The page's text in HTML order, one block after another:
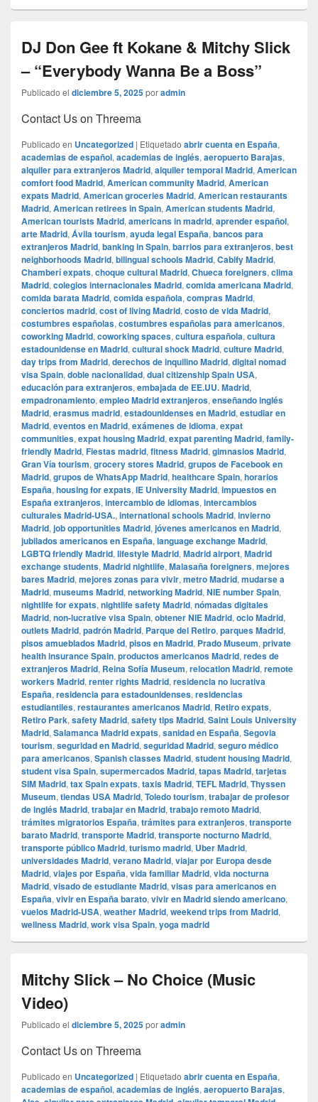
DJ Don Gee ft Kokane & Mitchy Slick
– “Everybody Wanna Be a Boss”
Publicado el diciembre 5, 2025poradmin
Contact Us on Threema
Publicado en Uncategorized | Etiquetado abrir cuenta en España,
academias de español, academias de inglés, aeropuerto Barajas,
alquiler para extranjeros Madrid, alquiler temporal Madrid, American
comfort food Madrid, American community Madrid, American
expats Madrid, American groceries Madrid, American restaurants
Madrid, American retirees in Spain, American students Madrid,
American tourists Madrid, americans in madrid, aprender español,
arte Madrid, Ávila tourism, ayuda legal España, bancos para
extranjeros Madrid, banking in Spain, barrios para extranjeros, best
neighborhoods Madrid, bilingual schools Madrid, Cabify Madrid,
Chamberí expats, choque cultural Madrid, Chueca foreigners, clima
Madrid, colegios internacionales Madrid, comida americana Madrid,
comida barata Madrid, comida española, compras Madrid,
conciertos madrid, cost of living Madrid, costo de vida Madrid,
costumbres españolas, costumbres españolas para americanos,
coworking Madrid, coworking spaces, cultura española, cultura
estadounidense en Madrid, cultural shock Madrid, culture Madrid,
day trips from Madrid, derechos de inquilino Madrid, digital nomad
visa Spain, doble nacionalidad, dual citizenship Spain USA,
educación para extranjeros, embajada de EE.UU. Madrid,
empadronamiento, empleo Madrid extranjeros, enseñando inglés
Madrid, erasmus madrid, estadounidenses en Madrid, estudiar en
Madrid, eventos en Madrid, exámenes de idioma, expat
communities, expat housing Madrid, expat parenting Madrid, family-
friendly Madrid, Fiestas madrid, fitness Madrid, gimnasios Madrid,
Gran Vía tourism, grocery stores Madrid, grupos de Facebook en
Madrid, grupos de WhatsApp Madrid, healthcare Spain, horarios
España, housing for expats, IE University Madrid, impuestos en
España extranjeros, intercambio de idiomas, intercambios
culturales Madrid-USA., international schools Madrid, invierno
Madrid, job opportunities Madrid, jóvenes americanos en Madrid,
jubilados americanos en España, language exchange Madrid,
LGBTQ friendly Madrid, lifestyle Madrid, Madrid airport, Madrid
exchange students, Madrid nightlife, Malasaña foreigners, mejores
bares Madrid, mejores zonas para vivir, metro Madrid, mudarse a
Madrid, museums Madrid, networking Madrid, NIE number Spain,
nightlife for expats, nightlife safety Madrid, nómadas digitales
Madrid, non-lucrative visa Spain, obtener NIE Madrid, ocio Madrid,
outlets Madrid, padrón Madrid, Parque del Retiro, parques Madrid,
pisos amueblados Madrid, pisos en Madrid, Prado Museum, private
health insurance Spain, productos americanos Madrid, redes de
extranjeros Madrid, Reina Sofía Museum, relocation Madrid, remote
workers Madrid, renter rights Madrid, residencia no lucrativa
España, residencia para estadounidenses, residencias
estudiantiles, restaurantes americanos Madrid, Retiro expats,
Retiro Park, safety Madrid, safety tips Madrid, Saint Louis University
Madrid, Salamanca Madrid expats, sanidad en España, Segovia
tourism, seguridad en Madrid, seguridad Madrid, seguro médico
para americanos, Spanish classes Madrid, student housing Madrid,
student visa Spain, supermercados Madrid, tapas Madrid, tarjetas
SIM Madrid, tax Spain expats, taxis Madrid, TEFL Madrid, Thyssen
Museum, tiendas USA Madrid, Toledo tourism, trabajar de profesor
de inglés Madrid, trabajar en Madrid, trabajo remoto Madrid,
trámites migratorios España, trámites para extranjeros, transporte
barato Madrid, transporte Madrid, transporte nocturno Madrid,
transporte público Madrid, turismo madrid, Uber Madrid,
universidades Madrid, verano Madrid, viajar por Europa desde
Madrid, viajes por España, vida familiar Madrid, vida nocturna
Madrid, visado de estudiante Madrid, visas para americanos en
España, vivir en España barato, vivir en Madrid siendo americano,
vuelos Madrid-USA, weather Madrid, weekend trips from Madrid,
wellness Madrid, work visa Spain, yoga madrid
Mitchy Slick – No Choice (Music
Video)
Publicado el diciembre 5, 2025poradmin
Contact Us on Threema
Publicado en Uncategorized | Etiquetado abrir cuenta en España,
academias de español, academias de inglés, aeropuerto Barajas,